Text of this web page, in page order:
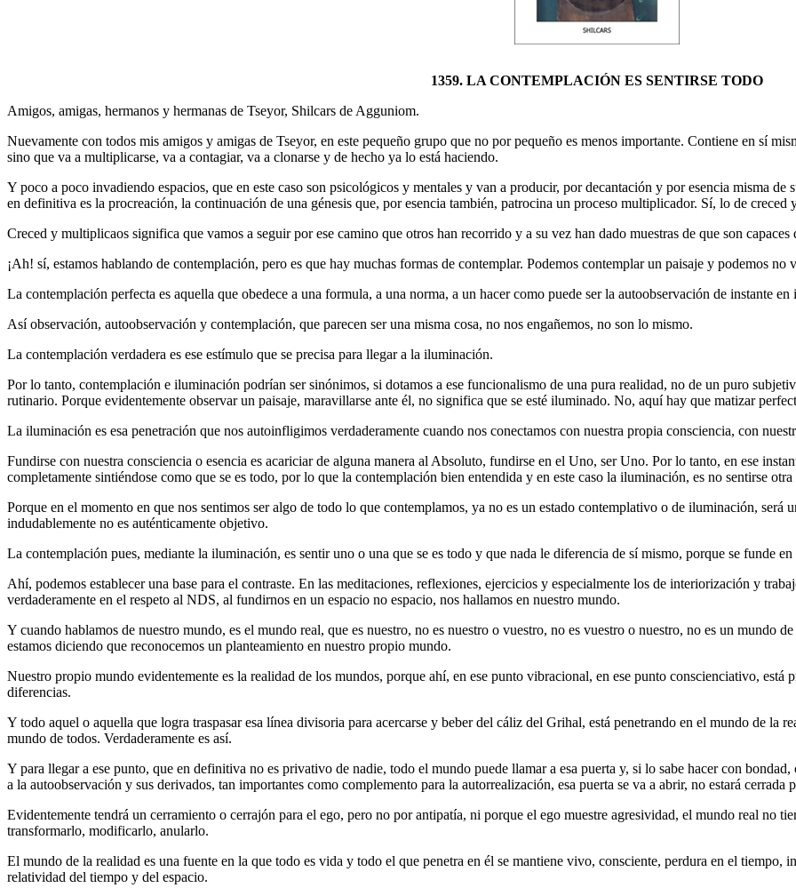
1359. LA CONTEMPLACIÓN ES SENTIRSE TODO
Amigos, amigas, hermanos y hermanas de Tseyor, Shilcars de Agguniom.
Nuevamente con todos mis amigos y amigas de Tseyor, en este pequeño grupo que no por pequeño es menos importante. Contiene en sí
sino que va a multiplicarse, va a contagiar, va a clonarse y de hecho ya lo está haciendo.
Y poco a poco invadiendo espacios, que en este caso son psicológicos y mentales y van a producir, por decantación y por esencia misma
en definitiva es la procreación, la continuación de una génesis que, por esencia también, patrocina un proceso multiplicador. Sí, lo de creced
Creced y multiplicaos significa que vamos a seguir por ese camino que otros han recorrido y a su vez han dado muestras de que son
¡Ah! sí, estamos hablando de contemplación, pero es que hay muchas formas de contemplar. Podemos contemplar un paisaje y podemos
La contemplación perfecta es aquella que obedece a una formula, a una norma, a un hacer como puede ser la autoobservación de instante en
Así observación, autoobservación y contemplación, que parecen ser una misma cosa, no nos engañemos, no son lo mismo.
La contemplación verdadera es ese estímulo que se precisa para llegar a la iluminación.
Por lo tanto, contemplación e iluminación podrían ser sinónimos, si dotamos a ese funcionalismo de una pura realidad, no de un puro
rutinario. Porque evidentemente observar un paisaje, maravillarse ante él, no significa que se esté iluminado. No, aquí hay que matizar
La iluminación es esa penetración que nos autoinfligimos verdaderamente cuando nos conectamos con nuestra propia consciencia, con
Fundirse con nuestra consciencia o esencia es acariciar de alguna manera al Absoluto, fundirse en el Uno, ser Uno. Por lo tanto, en ese
completamente sintiéndose como que se es todo, por lo que la contemplación bien entendida y en este caso la iluminación, es no sentirse otra
Porque en el momento en que nos sentimos ser algo de todo lo que contemplamos, ya no es un estado contemplativo o de iluminación, será
indudablemente no es auténticamente objetivo.
La contemplación pues, mediante la iluminación, es sentir uno o una que se es todo y que nada le diferencia de sí mismo, porque se funde en
Ahí, podemos establecer una base para el contraste. En las meditaciones, reflexiones, ejercicios y especialmente los de interiorización y
verdaderamente en el respeto al NDS, al fundirnos en un espacio no espacio, nos hallamos en nuestro mundo.
Y cuando hablamos de nuestro mundo, es el mundo real, que es nuestro, no es nuestro o vuestro, no es vuestro o nuestro, no es un mundo
estamos diciendo que reconocemos un planteamiento en nuestro propio mundo.
Nuestro propio mundo evidentemente es la realidad de los mundos, porque ahí, en ese punto vibracional, en ese punto conscienciativo,
diferencias.
Y todo aquel o aquella que logra traspasar esa línea divisoria para acercarse y beber del cáliz del Grihal, está penetrando en el mundo de la
mundo de todos. Verdaderamente es así.
Y para llegar a ese punto, que en definitiva no es privativo de nadie, todo el mundo puede llamar a esa puerta y, si lo sabe hacer con
a la autoobservación y sus derivados, tan importantes como complemento para la autorrealización, esa puerta se va a abrir, no estará cerrada
Evidentemente tendrá un cerramiento o cerrajón para el ego, pero no por antipatía, ni porque el ego muestre agresividad, el mundo real no
transformarlo, modificarlo, anularlo.
El mundo de la realidad es una fuente en la que todo es vida y todo el que penetra en él se mantiene vivo, consciente, perdura en el tiempo,
relatividad del tiempo y del espacio.